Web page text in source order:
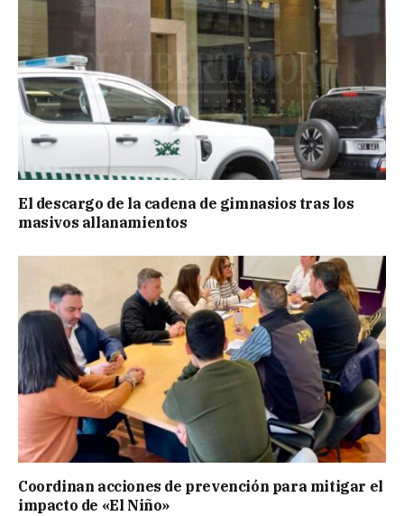
El descargo de la cadena de gimnasios tras los
masivos allanamientos
Coordinan acciones de prevención para mitigar el
impacto de «El Niño»